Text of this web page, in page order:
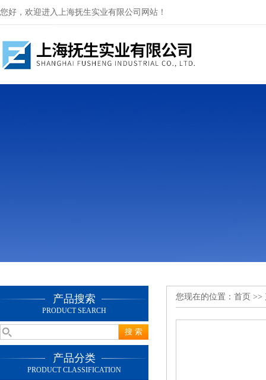
您好，欢迎进入上海抚生实业有限公司网站！
产品搜索
PRODUCT SEARCH
产品分类
PRODUCT CLASSIFICATION
您现在的位置： 首页 >>